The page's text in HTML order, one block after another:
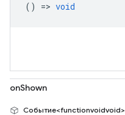
() => void
onShown
Событие<functionvoidvoid>